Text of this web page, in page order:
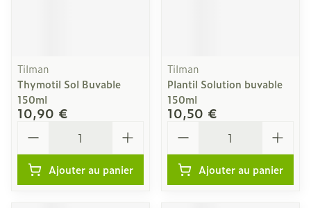
Tilman
Thymotil Sol Buvable
150ml
10,90 €
Ajouter au panier
Tilman
Plantil Solution buvable
150ml
10,50 €
Ajouter au panier